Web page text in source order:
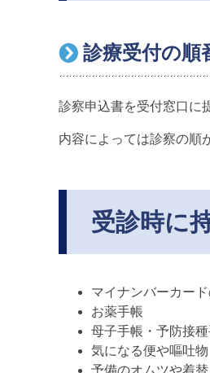
診療受付の順
診察申込書を受付窓口に
内容によっては診察の順
受診時に
マイナンバーカー
お薬手帳
母子手帳・予防接
気になる便や嘔吐物
予備のオムツや着